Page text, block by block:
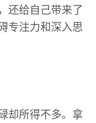
还给自己带来了
专注力和深入思
却所得不多。拿